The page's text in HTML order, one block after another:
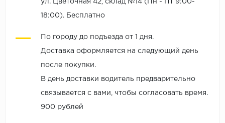
ул. Цветочная 42, склад №14 (Пн - Пт 9:00-
18:00). Бесплатно
По городу до подъезда от 1 дня.
Доставка оформляется на следующий день
после покупки.
В день доставки водитель предварительно
связывается с вами, чтобы согласовать время.
900 рублей